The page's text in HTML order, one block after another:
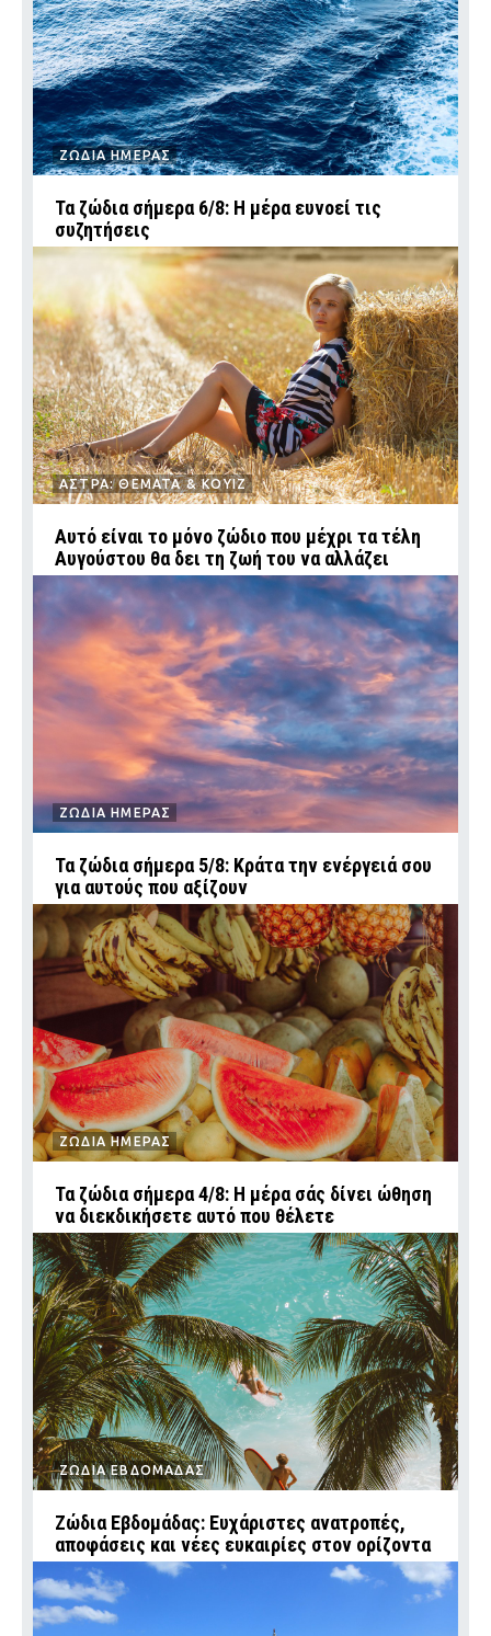
ΖΩΔΙΑ ΗΜΕΡΑΣ
Τα ζώδια σήμερα 6/8: Η μέρα ευνοεί τις
συζητήσεις
ΑΣΤΡΑ: ΘΕΜΑΤΑ & ΚΟΥΙΖ
Αυτό είναι το μόνο ζώδιο που μέχρι τα τέλη
Αυγούστου θα δει τη ζωή του να αλλάζει
ΖΩΔΙΑ ΗΜΕΡΑΣ
Τα ζώδια σήμερα 5/8: Κράτα την ενέργειά σου
για αυτούς που αξίζουν
ΖΩΔΙΑ ΗΜΕΡΑΣ
Τα ζώδια σήμερα 4/8: Η μέρα σάς δίνει ώθηση
να διεκδικήσετε αυτό που θέλετε
ΖΩΔΙΑ ΕΒΔΟΜΑΔΑΣ
Ζώδια Εβδομάδας: Ευχάριστες ανατροπές,
αποφάσεις και νέες ευκαιρίες στον ορίζοντα